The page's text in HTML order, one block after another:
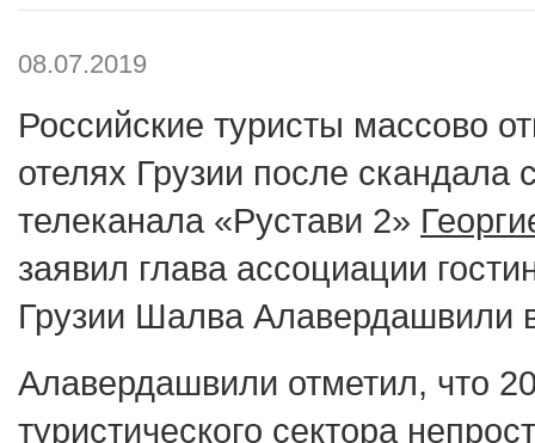
08.07.2019
Российские туристы массово
отелях Грузии после скандала
телеканала «Рустави 2»
заявил глава ассоциации
Грузии Шалва Алавердашвили
Алавердашвили отметил, что
туристического сектора